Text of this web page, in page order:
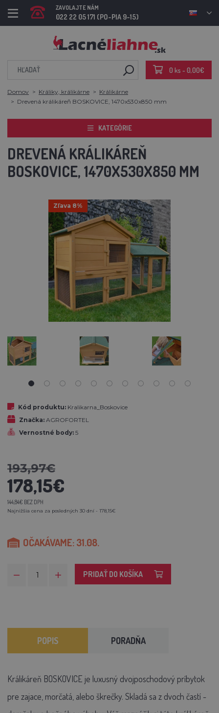
ZAVOLAJTE NÁM
022 22 05 171 (PO-PIA 9-15)
0 ks - 0,00€
Domov Králiky, králikárne
Králikárne
Drevená králikáreň BOSKOVICE, 1470x530x850 mm
KATEGÓRIE
DREVENÁ KRÁLIKÁREŇ
BOSKOVICE, 1470X530X850 MM
Zľava 8%
Kód produktu: Kralikarna_Boskovice
Značka: AGROFORTEL
Vernostné body: 5
193,97€
178,15€
144,84€ BEZ DPH
Najnižšia cena za posledných 30 dní - 178,15€
OČAKÁVAME: 31.08.
PRIDAŤ DO KOŠÍKA
POPIS PORADŇA
Králikáreň BOSKOVICE je luxusný dvojposchodový príbytok
pre zajace, morčatá, alebo škrečky. Skladá sa z dvoch častí -